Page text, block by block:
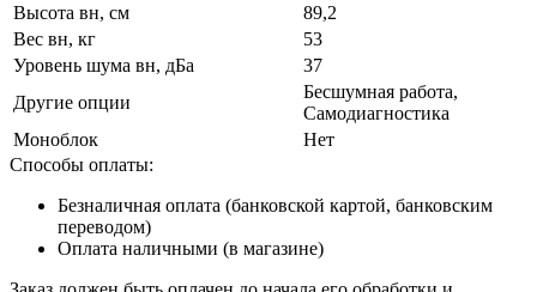
Высота вн, см
89,2
Вес вн, кг
53
Уровень шума вн, дБа
37
Другие опции
Беcшумная работа,
Самодиагностика
Моноблок
Нет
Способы оплаты:
Безналичная оплата (банковской картой, банковским
переводом)
Оплата наличными (в магазине)